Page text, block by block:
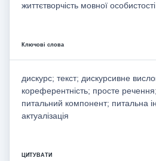
життєтворчість мовної особистості
Ключові слова
дискурс; текст; дискурсивне
кореферентність; просте
питальний компонент; питальна
актуалізація
ЦИТУВАТИ